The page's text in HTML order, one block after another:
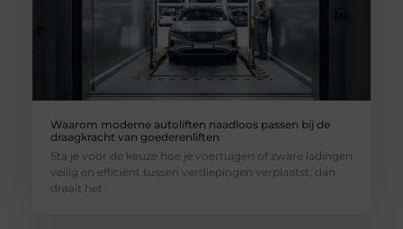
Waarom moderne autoliften naadloos passen bij de
draagkracht van goederenliften
Sta je voor de keuze hoe je voertuigen of zware ladingen
veilig en efficiënt tussen verdiepingen verplaatst, dan
draait het